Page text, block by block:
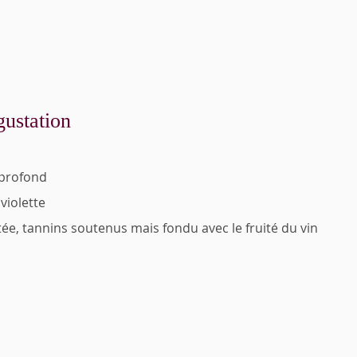
tannins soutenus mais fondu avec le fruité du vin